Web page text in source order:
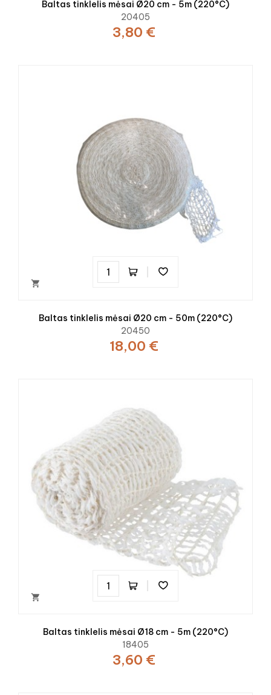
Baltas tinklelis mėsai Ø20 cm - 5m (220°C)
20405
3,80 €

Baltas tinklelis mėsai Ø20 cm - 50m (220°C)
20450
18,00 €

Baltas tinklelis mėsai Ø18 cm - 5m (220°C)
18405
3,60 €